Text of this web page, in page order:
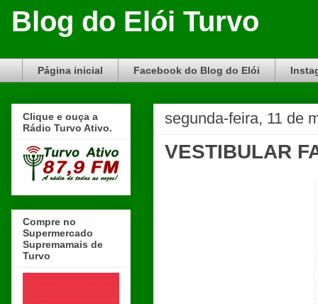
Blog do Elói Turvo
Página inicial Facebook do Blog do Elói
segunda-feira, 11 de
VESTIBULAR
Clique e ouça a
Rádio Turvo Ativo.
Compre no
Supermercado
Supremamais de
Turvo